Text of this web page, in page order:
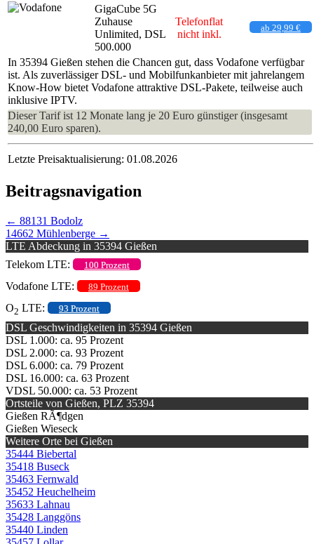
GigaCube 5G
Zuhause
Unlimited, DSL
500.000
Telefonflat
nicht inkl.
ab 29,99 €
In 35394 Gießen stehen die Chancen gut, dass Vodafone verfügbar
ist. Als zuverlässiger DSL- und Mobilfunkanbieter mit jahrelangem
Know-How bietet Vodafone attraktive DSL-Pakete, teilweise auch
inklusive IPTV.
Dieser Tarif ist 12 Monate lang je 20 Euro günstiger (insgesamt
240,00 Euro sparen).
Letzte Preisaktualisierung: 01.08.2026
Beitragsnavigation
← 88131 Bodolz
14662 Mühlenberge →
LTE Abdeckung in 35394 Gießen
Telekom LTE:
100 Prozent
Vodafone LTE: 89 Prozent
O2 LTE: 93 Prozent
DSL Geschwindigkeiten in 35394 Gießen
DSL 1.000: ca. 95 Prozent
DSL 2.000: ca. 93 Prozent
DSL 6.000: ca. 79 Prozent
DSL 16.000: ca. 63 Prozent
VDSL 50.000: ca. 53 Prozent
Ortsteile von Gießen, PLZ 35394
Gießen RÃ¶dgen
Gießen Wieseck
Weitere Orte bei Gießen
35444 Biebertal
35418 Buseck
35463 Fernwald
35452 Heuchelheim
35633 Lahnau
35428 Langgöns
35440 Linden